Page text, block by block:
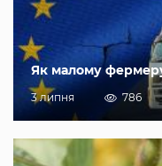
Як малому
3 липня 786